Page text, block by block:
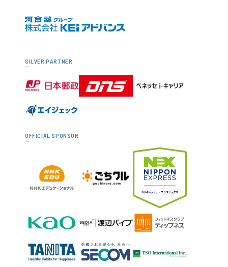
SILVER PARTNER
OFFICIAL SPONSOR